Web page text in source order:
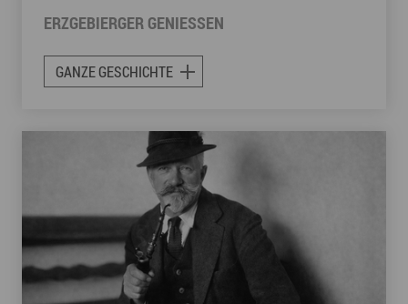
ERZGEBIERGER GENIESSEN
GANZE GESCHICHTE